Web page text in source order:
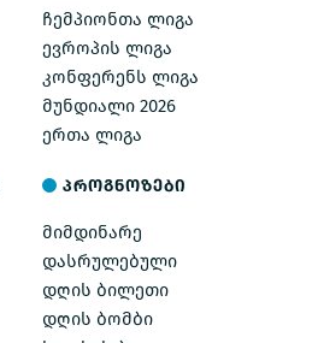
ჩემპიონთა ლიგა
ევროპის ლიგა
კონფერენს ლიგა
მუნდიალი 2026
ერთა ლიგა
პროგნოზები
მიმდინარე
დასრულებული
დღის ბილეთი
დღის ბომბი